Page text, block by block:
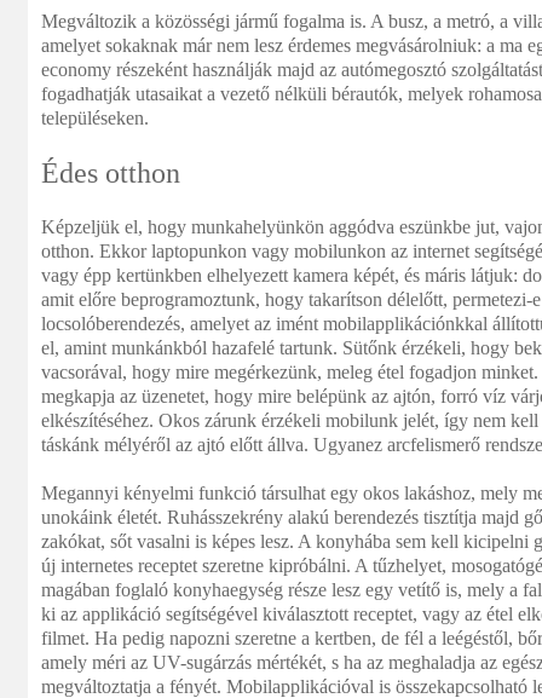
Megváltozik a közösségi jármű fogalma is. A busz, a metró, a
amelyet sokaknak már nem lesz érdemes megvásárolniuk: a ma
economy részeként használják majd az autómegosztó
fogadhatják utasaikat a vezető nélküli bérautók, melyek
településeken.
Édes otthon
Képzeljük el, hogy munkahelyünkön aggódva eszünkbe jut,
otthon. Ekkor laptopunkon vagy mobilunkon az internet
vagy épp kertünkben elhelyezett kamera képét, és máris látjuk:
amit előre beprogramoztunk, hogy takarítson délelőtt, permetezi-
locsolóberendezés, amelyet az imént mobilapplikációnkkal
el, amint munkánkból hazafelé tartunk. Sütőnk érzékeli, hogy
vacsorával, hogy mire megérkezünk, meleg étel fogadjon
megkapja az üzenetet, hogy mire belépünk az ajtón, forró víz
elkészítéséhez. Okos zárunk érzékeli mobilunk jelét, így nem
táskánk mélyéről az ajtó előtt állva. Ugyanez arcfelismerő
Megannyi kényelmi funkció társulhat egy okos lakáshoz, mely
unokáink életét. Ruhásszekrény alakú berendezés tisztítja majd
zakókat, sőt vasalni is képes lesz. A konyhába sem kell kicipelni
új internetes receptet szeretne kipróbálni. A tűzhelyet,
magában foglaló konyhaegység része lesz egy vetítő is, mely a
ki az applikáció segítségével kiválasztott receptet, vagy az étel
filmet. Ha pedig napozni szeretne a kertben, de fél a leégéstől,
amely méri az UV-sugárzás mértékét, s ha az meghaladja az
megváltoztatja a fényét. Mobilapplikációval is összekapcsolható